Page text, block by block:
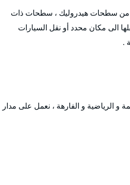
من سطحات هيدروليك ، سطحات ذات
الى مكان محدد أو نقل السيارات
.
و الرياضية و الفارهة ، نعمل على مدار